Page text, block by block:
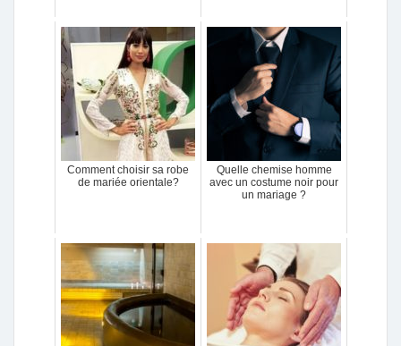
Comment choisir sa robe
de mariée orientale?
Quelle chemise homme
avec un costume noir pour
un mariage ?